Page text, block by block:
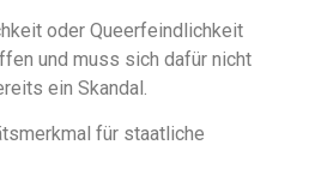
oder Queerfeindlichkeit
und muss sich dafür nicht
ein Skandal.
für staatliche